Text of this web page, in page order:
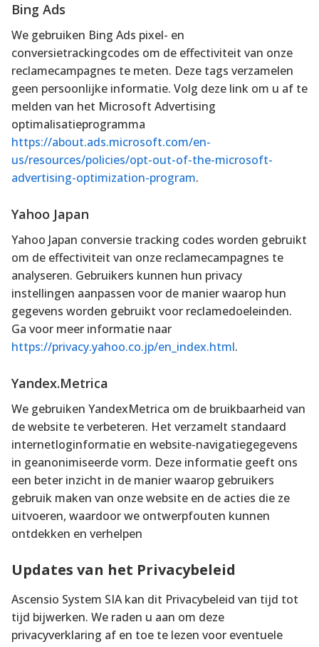
Bing Ads
We gebruiken Bing Ads pixel- en
conversietrackingcodes om de effectiviteit van onze
reclamecampagnes te meten. Deze tags verzamelen
geen persoonlijke informatie. Volg deze link om u af te
melden van het Microsoft Advertising
optimalisatieprogramma
https://about.ads.microsoft.com/en-
us/resources/policies/opt-out-of-the-microsoft-
advertising-optimization-program.
Yahoo Japan
Yahoo Japan conversie tracking codes worden gebruikt
om de effectiviteit van onze reclamecampagnes te
analyseren. Gebruikers kunnen hun privacy
instellingen aanpassen voor de manier waarop hun
gegevens worden gebruikt voor reclamedoeleinden.
Ga voor meer informatie naar
https://privacy.yahoo.co.jp/en_index.html.
Yandex.Metrica
We gebruiken YandexMetrica om de bruikbaarheid van
de website te verbeteren. Het verzamelt standaard
internetloginformatie en website-navigatiegegevens
in geanonimiseerde vorm. Deze informatie geeft ons
een beter inzicht in de manier waarop gebruikers
gebruik maken van onze website en de acties die ze
uitvoeren, waardoor we ontwerpfouten kunnen
ontdekken en verhelpen
Updates van het Privacybeleid
Ascensio System SIA kan dit Privacybeleid van tijd tot
tijd bijwerken. We raden u aan om deze
privacyverklaring af en toe te lezen voor eventuele